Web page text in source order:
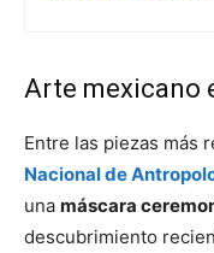
Arte mexicano
Entre las piezas más
Nacional de
una máscara
descubrimiento